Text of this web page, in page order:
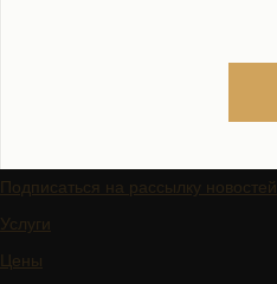
Подписаться на рассылку новостей
Услуги
Цены